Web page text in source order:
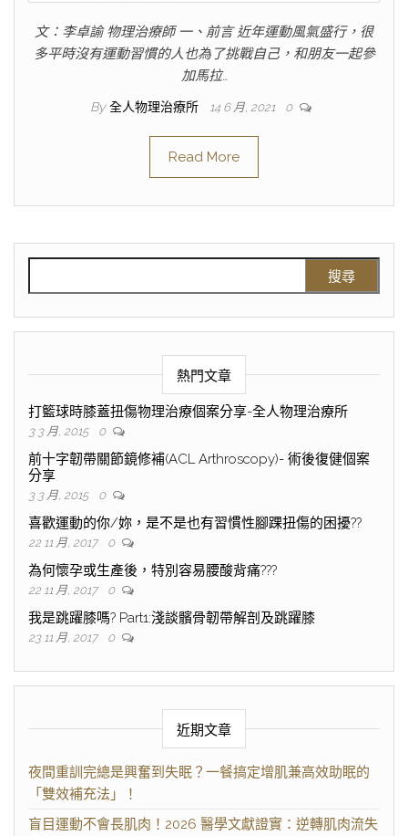
文：李卓諭 物理治療師 一、前言 近年運動風氣盛行，很
多平時沒有運動習慣的人也為了挑戰自己，和朋友一起參
加馬拉…
By 全人物理治療所 14 6 月, 2021 0
Read More
熱門文章
打籃球時膝蓋扭傷物理治療個案分享-全人物理治療所
3 3 月, 2015 0
前十字韌帶關節鏡修補(ACL Arthroscopy)- 術後復健個案
分享
3 3 月, 2015 0
喜歡運動的你/妳，是不是也有習慣性腳踝扭傷的困擾??
22 11 月, 2017 0
為何懷孕或生產後，特別容易腰酸背痛???
22 11 月, 2017 0
我是跳躍膝嗎? Part1:淺談髕骨韌帶解剖及跳躍膝
23 11 月, 2017 0
近期文章
夜間重訓完總是興奮到失眠？一餐搞定增肌兼高效助眠的
「雙效補充法」！
盲目運動不會長肌肉！2026 醫學文獻證實：逆轉肌肉流失